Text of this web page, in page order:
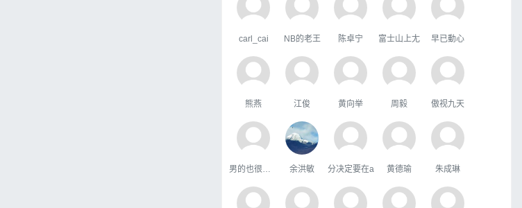
carl_cai NB的老王 陈卓宁 富士山上尢 早已動心
熊燕 江俊 黄向举 周毅 傲视九天
余洪敏 分决定要在a 黄德瑜 朱成琳